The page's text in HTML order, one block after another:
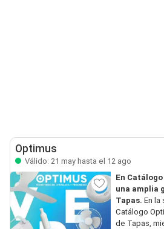
Optimus
Válido: 21 may hasta el 12 ago
En
una amplia
Tapas. En la
Catálogo
de Tapas,